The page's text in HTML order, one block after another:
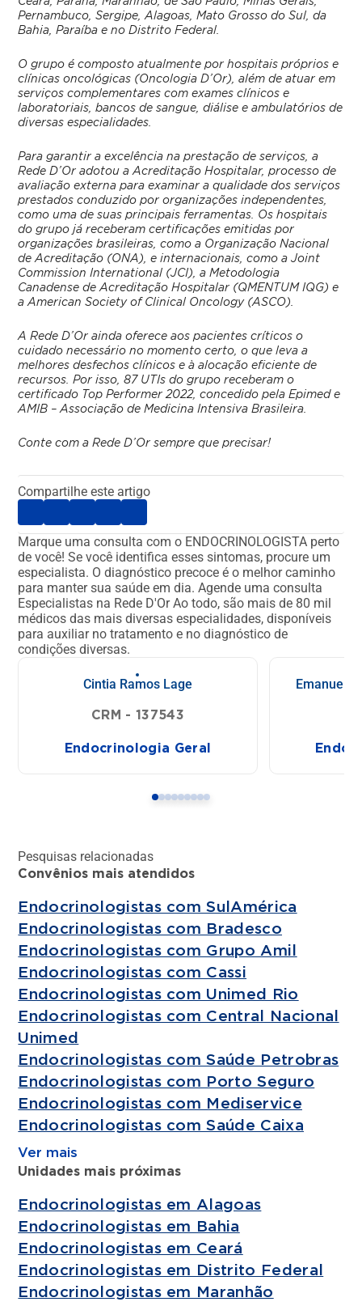
Pernambuco, Sergipe, Alagoas, Mato Grosso do Sul, da
Bahia, Paraíba e no Distrito Federal.
O grupo é composto atualmente por hospitais próprios e
clínicas oncológicas (Oncologia D’Or), além de atuar em
serviços complementares com exames clínicos e
laboratoriais, bancos de sangue, diálise e ambulatórios de
diversas especialidades.
Para garantir a excelência na prestação de serviços, a
Rede D’Or adotou a Acreditação Hospitalar, processo de
avaliação externa para examinar a qualidade dos serviços
prestados conduzido por organizações independentes,
como uma de suas principais ferramentas. Os hospitais
do grupo já receberam certificações emitidas por
organizações brasileiras, como a Organização Nacional
de Acreditação (ONA), e internacionais, como a Joint
Commission International (JCI), a Metodologia
Canadense de Acreditação Hospitalar (QMENTUM IQG) e
a American Society of Clinical Oncology (ASCO).
A Rede D’Or ainda oferece aos pacientes críticos o
cuidado necessário no momento certo, o que leva a
melhores desfechos clínicos e à alocação eficiente de
recursos. Por isso, 87 UTIs do grupo receberam o
certificado Top Performer 2022, concedido pela Epimed e
AMIB – Associação de Medicina Intensiva Brasileira.
Conte com a Rede D’Or sempre que precisar!
Compartilhe este artigo
Marque uma consulta com o ENDOCRINOLOGISTA perto
de você!Se você identifica esses sintomas, procure um
especialista. O diagnóstico precoce é o melhor caminho
para manter sua saúde em dia.Agende uma consulta
Especialistas na Rede D'OrAo todo, são mais de 80 mil
médicos das mais diversas especialidades, disponíveis
para auxiliar no tratamento e no diagnóstico de
condições diversas.
Cintia Ramos Lage
CRM - 137543
Endocrinologia Geral
Emanuela
Pesquisas relacionadas
Convênios mais atendidos
Endocrinologistas com SulAmérica
Endocrinologistas com Bradesco
Endocrinologistas com Grupo Amil
Endocrinologistas com Cassi
Endocrinologistas com Unimed Rio
Endocrinologistas com Central Nacional
Unimed
Endocrinologistas com Saúde Petrobras
Endocrinologistas com Porto Seguro
Endocrinologistas com Mediservice
Endocrinologistas com Saúde Caixa
Ver mais
Unidades mais próximas
Endocrinologistas em Alagoas
Endocrinologistas em Bahia
Endocrinologistas em Ceará
Endocrinologistas em Distrito Federal
Endocrinologistas em Maranhão